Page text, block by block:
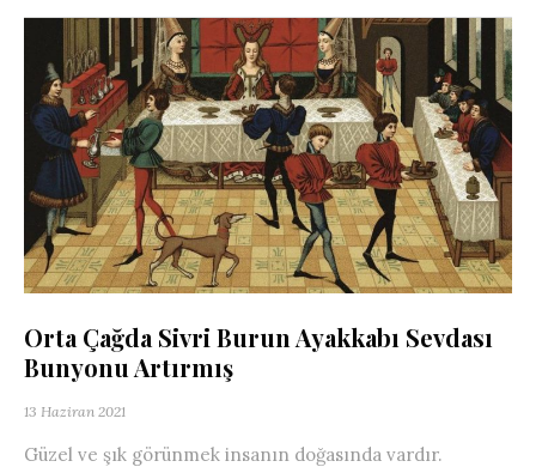
Orta Çağda Sivri Burun Ayakkabı Sevdası
Bunyonu Artırmış
13 Haziran 2021
Güzel ve şık görünmek insanın doğasında vardır.